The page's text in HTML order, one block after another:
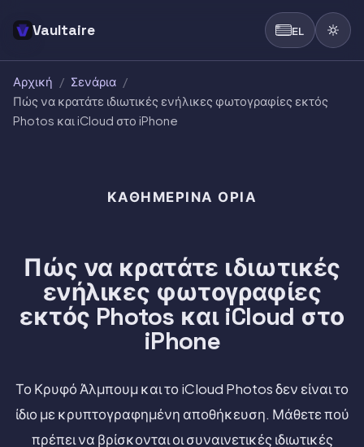
Vaultaire EL
Αρχική / Σενάρια /
Πώς να κρατάτε ιδιωτικές ενήλικες φωτογραφίες εκτός
Photos και iCloud στο iPhone
ΚΑΘΗΜΕΡΙΝΆ ΌΡΙΑ
Πώς να κρατάτε ιδιωτικές
ενήλικες φωτογραφίες
εκτός Photos και iCloud στο
iPhone
Το Κρυφό Άλμπουμ και το iCloud Photos δεν είναι το
ίδιο με κρυπτογραφημένη αποθήκευση. Μάθετε πού
πρέπει να βρίσκονται οι συναινετικές ιδιωτικές